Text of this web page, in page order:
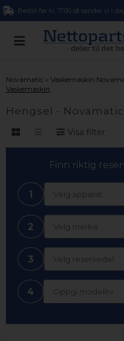
Bestill før kl. 17.00 så sender vi i
Novamatic » Vaskemaskin
Vaskemaskin
Hengsel -
Visa filter
Finn riktig
1 Velg apparat
2 Velg merke
3 Velg reservedel
4